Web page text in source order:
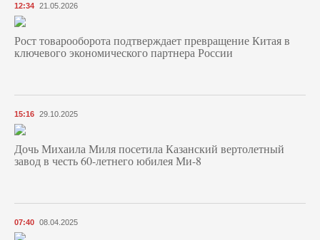
12:34 21.05.2026
Рост товарооборота подтверждает превращение Китая в
ключевого экономического партнера России
15:16 29.10.2025
Дочь Михаила Миля посетила Казанский вертолетный
завод в честь 60-летнего юбилея Ми-8
07:40 08.04.2025